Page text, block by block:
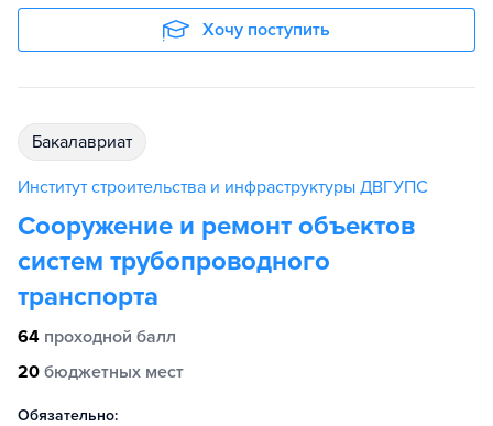
Хочу поступить
бакалавриат
Институт строительства и инфраструктуры ДВГУПС
Сооружение и ремонт объектов
систем трубопроводного
транспорта
64 проходной балл
20 бюджетных мест
Обязательно: